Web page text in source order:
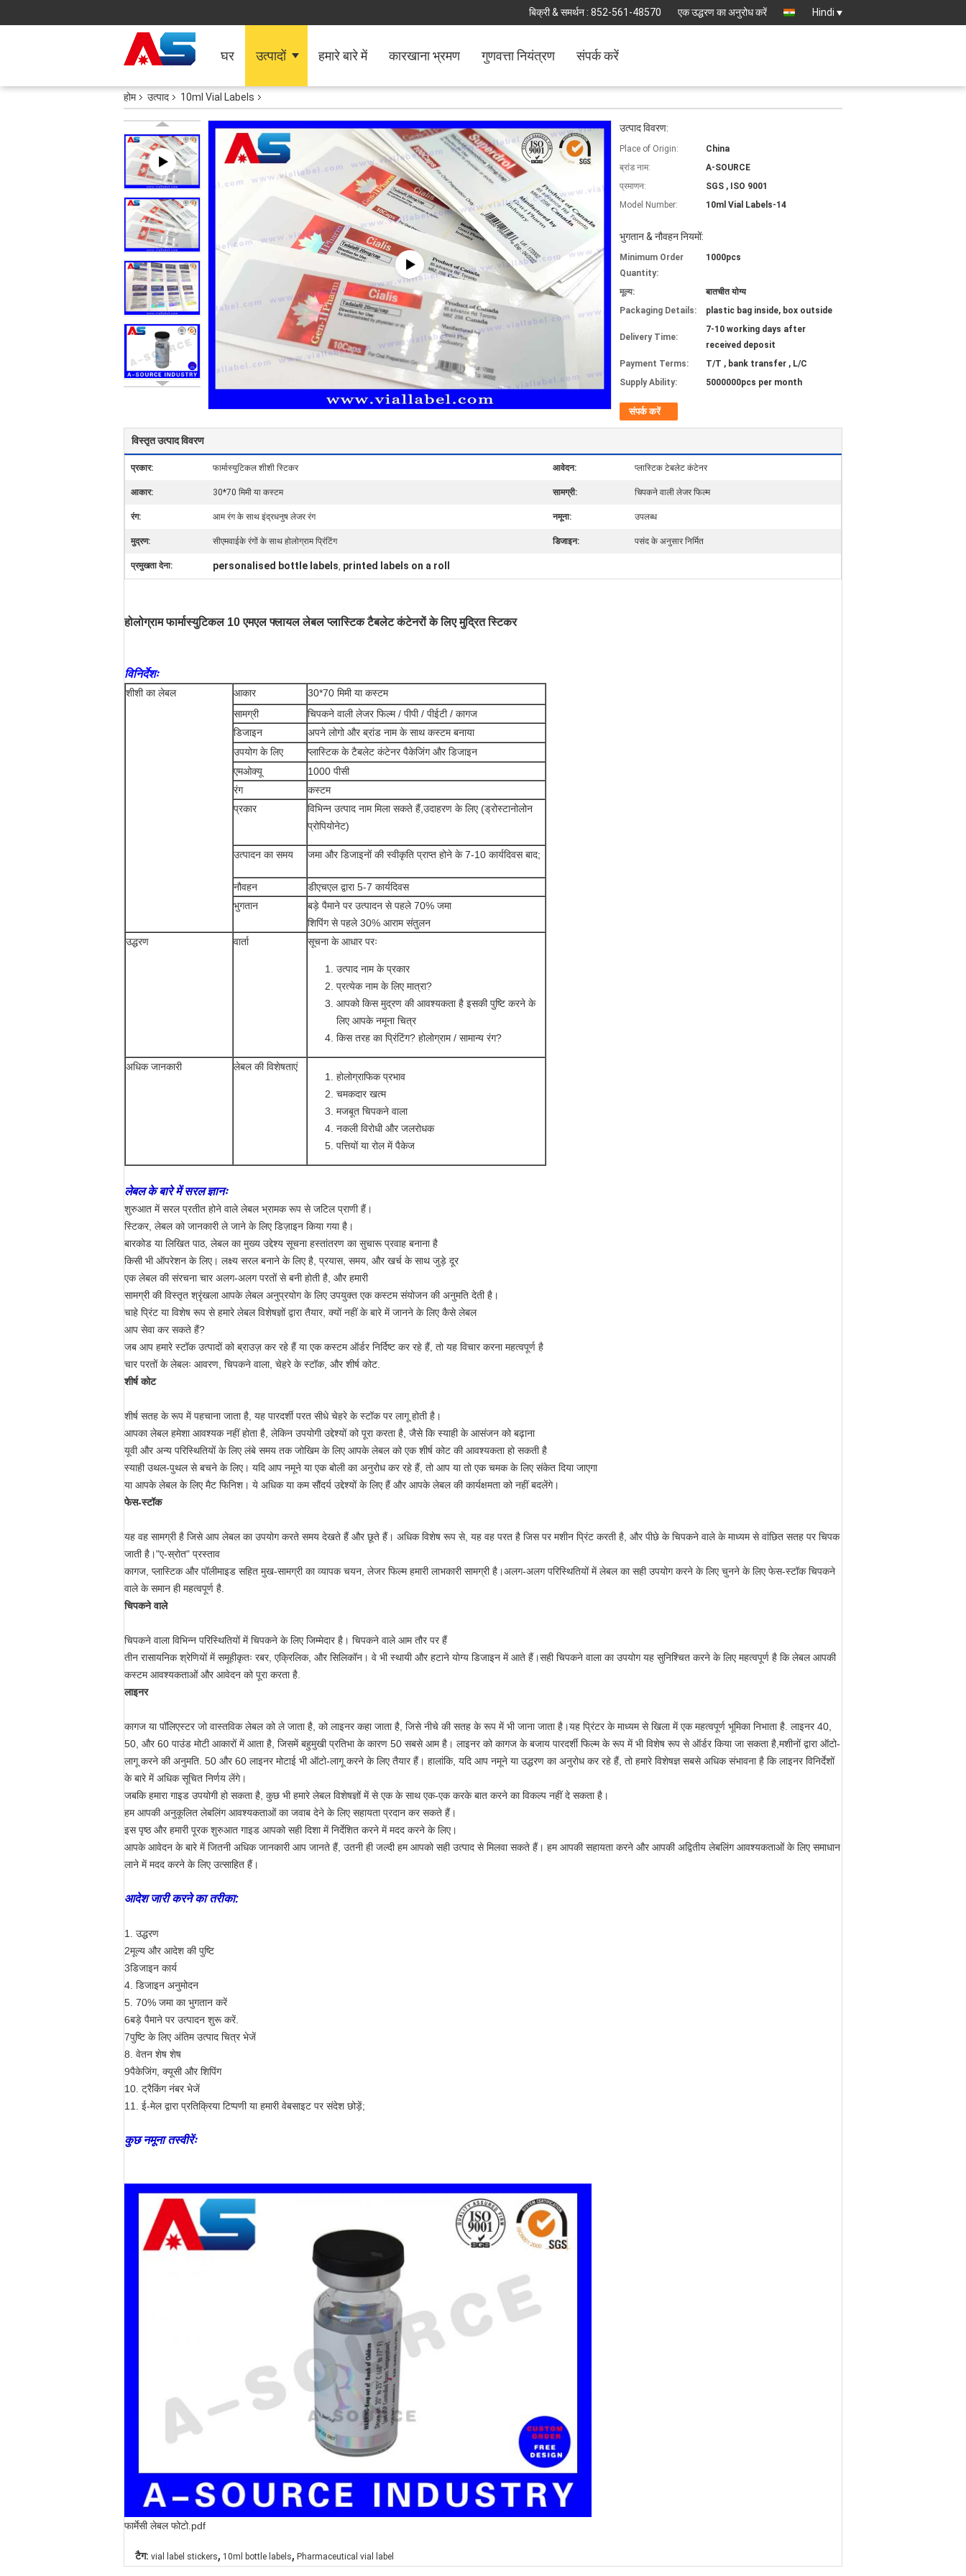
बिक्री & समर्थन : 852-561-48570 एक उद्धरण का अनुरोध करें Hindi
घर उत्पादों हमारे बारे में कारखाना भ्रमण गुणवत्ता नियंत्रण संपर्क करें
होम उत्पाद 10ml Vial Labels
उत्पाद विवरण:
Place of Origin:
China
ब्रांड नाम:
A-SOURCE
प्रमाणन:
SGS , ISO 9001
Model Number:
10ml Vial Labels-14
भुगतान & नौवहन नियमों:
Minimum Order
Quantity:
1000pcs
मूल्य:
बातचीत योग्य
Packaging Details:
plastic bag inside, box outside
Delivery Time:
7-10 working days after
received deposit
Payment Terms:
T/T , bank transfer , L/C
Supply Ability:
5000000pcs per month
संपर्क करें
विस्तृत उत्पाद विवरण
प्रकार: फार्मास्युटिकल शीशी स्टिकर आवेदन: प्लास्टिक टेबलेट कंटेनर
आकार: 30*70 मिमी या कस्टम सामग्री: चिपकने वाली लेजर फिल्म
रंग: आम रंग के साथ इंद्रधनुष लेजर रंग नमूना: उपलब्ध
मुद्रण: सीएमवाईके रंगों के साथ होलोग्राम प्रिंटिंग डिजाइन: पसंद के अनुसार निर्मित
प्रमुखता देना: personalised bottle labels, printed labels on a roll
होलोग्राम फार्मास्युटिकल 10 एमएल फ्लायल लेबल प्लास्टिक टैबलेट कंटेनरों के लिए मुद्रित स्टिकर
विनिर्देशः
शीशी का लेबल आकार
30*70 मिमी या कस्टम
सामग्री
चिपकने वाली लेजर फिल्म / पीपी / पीईटी / कागज
डिजाइन
अपने लोगो और ब्रांड नाम के साथ कस्टम बनाया
उपयोग के लिए
प्लास्टिक के टैबलेट कंटेनर पैकेजिंग और डिजाइन
एमओक्यू
1000 पीसी
रंग
कस्टम
प्रकार
विभिन्न उत्पाद नाम मिला सकते हैं,उदाहरण के लिए (ड्रोस्टानोलोन
प्रोपियोनेट)
उत्पादन का समय जमा और डिजाइनों की स्वीकृति प्राप्त होने के 7-10 कार्यदिवस बाद;
नौवहन
डीएचएल द्वारा 5-7 कार्यदिवस
भुगतान
बड़े पैमाने पर उत्पादन से पहले 70% जमा
शिपिंग से पहले 30% आराम संतुलन
उद्धरण
वार्ता सूचना के आधार परः
उत्पाद नाम के प्रकार
प्रत्येक नाम के लिए मात्रा?
आपको किस मुद्रण की आवश्यकता है इसकी पुष्टि करने के
लिए आपके नमूना चित्र
किस तरह का प्रिंटिंग? होलोग्राम / सामान्य रंग?
अधिक जानकारी
लेबल की विशेषताएं
होलोग्राफिक प्रभाव
चमकदार खत्म
मजबूत चिपकने वाला
नकली विरोधी और जलरोधक
पत्तियों या रोल में पैकेज
लेबल के बारे में सरल ज्ञानः
शुरुआत में सरल प्रतीत होने वाले लेबल भ्रामक रूप से जटिल प्राणी हैं।
स्टिकर, लेबल को जानकारी ले जाने के लिए डिज़ाइन किया गया है।
बारकोड या लिखित पाठ, लेबल का मुख्य उद्देश्य सूचना हस्तांतरण का सुचारू प्रवाह बनाना है
किसी भी ऑपरेशन के लिए। लक्ष्य सरल बनाने के लिए है, प्रयास, समय, और खर्च के साथ जुड़े दूर
एक लेबल की संरचना चार अलग-अलग परतों से बनी होती है, और हमारी
सामग्री की विस्तृत श्रृंखला आपके लेबल अनुप्रयोग के लिए उपयुक्त एक कस्टम संयोजन की अनुमति देती है।
चाहे प्रिंट या विशेष रूप से हमारे लेबल विशेषज्ञों द्वारा तैयार, क्यों नहीं के बारे में जानने के लिए कैसे लेबल
आप सेवा कर सकते हैं?
जब आप हमारे स्टॉक उत्पादों को ब्राउज़ कर रहे हैं या एक कस्टम ऑर्डर निर्दिष्ट कर रहे हैं, तो यह विचार करना महत्वपूर्ण है
चार परतों के लेबलः आवरण, चिपकने वाला, चेहरे के स्टॉक, और शीर्ष कोट.
शीर्ष कोट
शीर्ष सतह के रूप में पहचाना जाता है, यह पारदर्शी परत सीधे चेहरे के स्टॉक पर लागू होती है।
आपका लेबल हमेशा आवश्यक नहीं होता है, लेकिन उपयोगी उद्देश्यों को पूरा करता है, जैसे कि स्याही के आसंजन को बढ़ाना
यूवी और अन्य परिस्थितियों के लिए लंबे समय तक जोखिम के लिए आपके लेबल को एक शीर्ष कोट की आवश्यकता हो सकती है
स्याही उथल-पुथल से बचने के लिए। यदि आप नमूने या एक बोली का अनुरोध कर रहे हैं, तो आप या तो एक चमक के लिए संकेत दिया जाएगा
या आपके लेबल के लिए मैट फिनिश। ये अधिक या कम सौंदर्य उद्देश्यों के लिए हैं और आपके लेबल की कार्यक्षमता को नहीं बदलेंगे।
फेस-स्टॉक
यह वह सामग्री है जिसे आप लेबल का उपयोग करते समय देखते हैं और छूते हैं। अधिक विशेष रूप से, यह वह परत है जिस पर मशीन प्रिंट करती है, और पीछे के चिपकने वाले के माध्यम से वांछित सतह पर चिपक
जाती है।"ए-स्रोत" प्रस्ताव
कागज, प्लास्टिक और पॉलीमाइड सहित मुख-सामग्री का व्यापक चयन, लेजर फिल्म हमारी लाभकारी सामग्री है।अलग-अलग परिस्थितियों में लेबल का सही उपयोग करने के लिए चुनने के लिए फेस-स्टॉक चिपकने
वाले के समान ही महत्वपूर्ण है.
चिपकने वाले
चिपकने वाला विभिन्न परिस्थितियों में चिपकने के लिए जिम्मेदार है। चिपकने वाले आम तौर पर हैं
तीन रासायनिक श्रेणियों में समूहीकृतः रबर, एक्रिलिक, और सिलिकॉन। वे भी स्थायी और हटाने योग्य डिजाइन में आते हैं।सही चिपकने वाला का उपयोग यह सुनिश्चित करने के लिए महत्वपूर्ण है कि लेबल आपकी
कस्टम आवश्यकताओं और आवेदन को पूरा करता है.
लाइनर
कागज या पॉलिएस्टर जो वास्तविक लेबल को ले जाता है, को लाइनर कहा जाता है, जिसे नीचे की सतह के रूप में भी जाना जाता है।यह प्रिंटर के माध्यम से खिला में एक महत्वपूर्ण भूमिका निभाता है. लाइनर 40,
50, और 60 पाउंड मोटी आकारों में आता है, जिसमें बहुमुखी प्रतिभा के कारण 50 सबसे आम है। लाइनर को कागज के बजाय पारदर्शी फिल्म के रूप में भी विशेष रूप से ऑर्डर किया जा सकता है,मशीनों द्वारा ऑटो-
लागू करने की अनुमति. 50 और 60 लाइनर मोटाई भी ऑटो-लागू करने के लिए तैयार हैं। हालांकि, यदि आप नमूने या उद्धरण का अनुरोध कर रहे हैं, तो हमारे विशेषज्ञ सबसे अधिक संभावना है कि लाइनर विनिर्देशों
के बारे में अधिक सूचित निर्णय लेंगे।
जबकि हमारा गाइड उपयोगी हो सकता है, कुछ भी हमारे लेबल विशेषज्ञों में से एक के साथ एक-एक करके बात करने का विकल्प नहीं दे सकता है।
हम आपकी अनुकूलित लेबलिंग आवश्यकताओं का जवाब देने के लिए सहायता प्रदान कर सकते हैं।
इस पृष्ठ और हमारी पूरक शुरुआत गाइड आपको सही दिशा में निर्देशित करने में मदद करने के लिए।
आपके आवेदन के बारे में जितनी अधिक जानकारी आप जानते हैं, उतनी ही जल्दी हम आपको सही उत्पाद से मिलवा सकते हैं। हम आपकी सहायता करने और आपकी अद्वितीय लेबलिंग आवश्यकताओं के लिए समाधान
लाने में मदद करने के लिए उत्साहित हैं।
आदेश जारी करने का तरीका:
1. उद्धरण
2मूल्य और आदेश की पुष्टि
3डिजाइन कार्य
4. डिजाइन अनुमोदन
5. 70% जमा का भुगतान करें
6बड़े पैमाने पर उत्पादन शुरू करें.
7पुष्टि के लिए अंतिम उत्पाद चित्र भेजें
8. वेतन शेष शेष
9पैकेजिंग, क्यूसी और शिपिंग
10. ट्रैकिंग नंबर भेजें
11. ई-मेल द्वारा प्रतिक्रिया टिप्पणी या हमारी वेबसाइट पर संदेश छोड़ें;
कुछ नमूना तस्वीरेंः
फार्मेसी लेबल फोटो.pdf
टैग: vial label stickers, 10ml bottle labels, Pharmaceutical vial label